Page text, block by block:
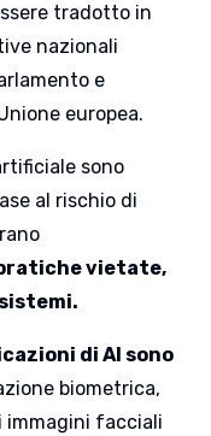
tradotto in
nazionali
e
europea.
sono
al rischio di
vietate,
di AI sono
biometrica,
immagini facciali